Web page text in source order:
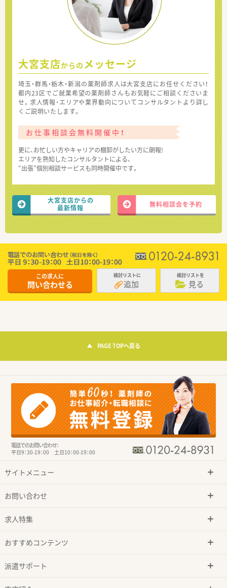
大宮支店からの メッセージ
埼玉・群馬・栃木・新潟の薬剤師求人は大宮支店にお任せください！
都内23区でご就業希望の薬剤師さんもお気軽にご相談くださいま
せ。求人情報・エリアや業界動向についてコンサルタントより詳し
くご説明いたします。
お仕事相談会無料開催中！
更に、お忙しい方やキャリアの棚卸がしたい方に朗報!
エリアを熟知したコンサルタントによる、
“出張”個別相談サービスも同時開催中です。
大宮支店からの
最新情報
無料相談会を予約
この求人に
問い合わせる
検討リストに
追加
検討リストを
見る
PAGE TOPへ戻る
電話でのお問い合わせ：
平日9：30-19：00 土日10：00-19：00
サイトメニュー
お問い合わせ
求人特集
おすすめコンテンツ
派遣サポート